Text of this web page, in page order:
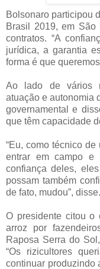
Bolsonaro participou
Brasil 2019, em
contratos. “A
jurídica, a garantia
forma é que
Ao lado de vários
atuação e autonomia
governamental e
que têm capacidade
“Eu, como técnico
entrar em campo
confiança deles,
possam também
de fato, mudou”, disse.
O presidente citou o
arroz por
Raposa Serra do
“Os rizicultores
continuar produzindo